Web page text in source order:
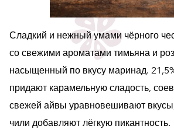
Сладкий и нежный умами чёрного
со свежими ароматами тимьяна и
насыщенный по вкусу маринад.
придают карамельную сладость,
свежей айвы уравновешивают
чили добавляют лёгкую пикантность.